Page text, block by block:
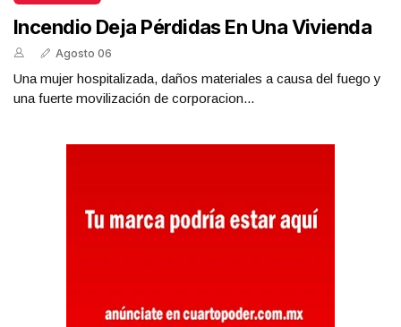
Incendio Deja Pérdidas En Una Vivienda
Agosto 06
Una mujer hospitalizada, daños materiales a causa del fuego y
una fuerte movilización de corporacion...